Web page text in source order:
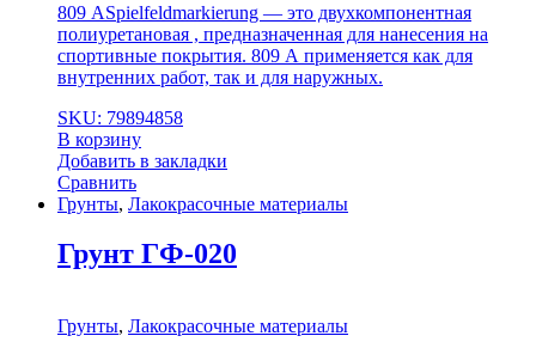
809 АSpielfeldmarkierung — это двухкомпонентная
полиуретановая , предназначенная для нанесения на
спортивные покрытия. 809 А применяется как для
внутренних работ, так и для наружных.
SKU: 79894858
В корзину
Добавить в закладки
Сравнить
Грунты, Лакокрасочные материалы
Грунт ГФ-020
Грунты, Лакокрасочные материалы